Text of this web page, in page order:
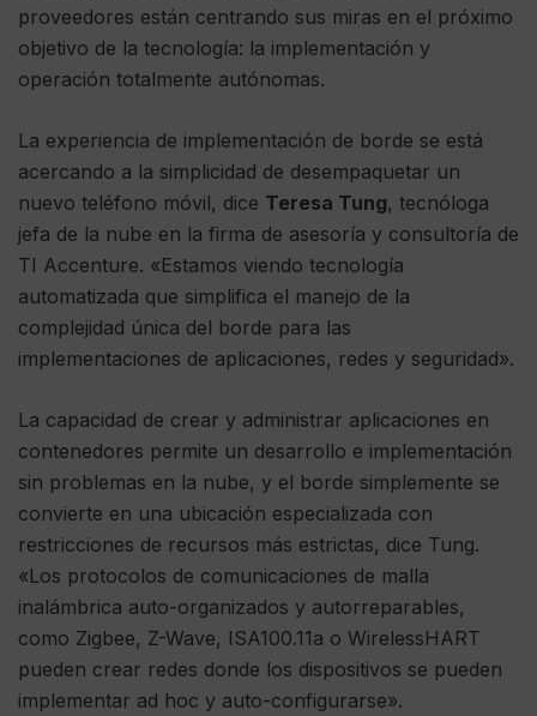
proveedores están centrando sus miras en el próximo
objetivo de la tecnología: la implementación y
operación totalmente autónomas.
La experiencia de implementación de borde se está
acercando a la simplicidad de desempaquetar un
nuevo teléfono móvil, dice Teresa Tung, tecnóloga
jefa de la nube en la firma de asesoría y consultoría de
TI Accenture. «Estamos viendo tecnología
automatizada que simplifica el manejo de la
complejidad única del borde para las
implementaciones de aplicaciones, redes y seguridad».
La capacidad de crear y administrar aplicaciones en
contenedores permite un desarrollo e implementación
sin problemas en la nube, y el borde simplemente se
convierte en una ubicación especializada con
restricciones de recursos más estrictas, dice Tung.
«Los protocolos de comunicaciones de malla
inalámbrica auto-organizados y autorreparables,
como Zigbee, Z-Wave, ISA100.11a o WirelessHART
pueden crear redes donde los dispositivos se pueden
implementar ad hoc y auto-configurarse».